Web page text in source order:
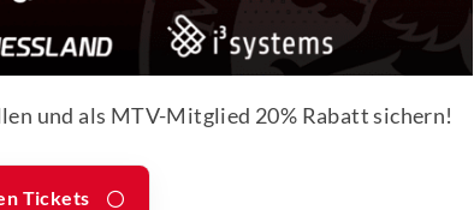
ten Empfang
Unser Empfang im
ist aktuell zu
folgenden Zeiten
besetzt:
Mitgliedsantrag
Online
Mitgliedsantrag
membership
Jahre
und als MTV-Mitglied 20% Rabatt sichern!
Tickets